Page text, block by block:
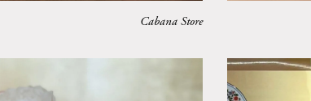
Cabana Store